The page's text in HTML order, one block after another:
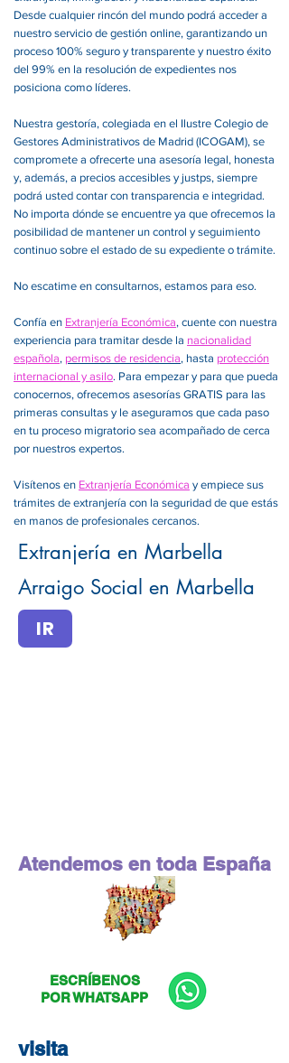
Desde cualquier rincón del mundo podrá acceder a
nuestro servicio de gestión online, garantizando un
proceso 100% seguro y transparente y nuestro éxito
del 99% en la resolución de expedientes nos
posiciona como líderes.
Nuestra gestoría, colegiada en el Ilustre Colegio de
Gestores Administrativos de Madrid (ICOGAM), se
compromete a ofrecerte una asesoría legal, honesta
y, además, a precios accesibles y justps, siempre
podrá usted contar con transparencia e integridad.
No importa dónde se encuentre ya que ofrecemos la
posibilidad de mantener un control y seguimiento
continuo sobre el estado de su expediente o trámite.
No escatime en consultarnos, estamos para eso.
Confía en Extranjería Económica, cuente con nuestra
experiencia para tramitar desde la nacionalidad
española, permisos de residencia, hasta protección
internacional y asilo. Para empezar y para que pueda
conocernos, ofrecemos asesorías GRATIS para las
primeras consultas y le aseguramos que cada paso
en tu proceso migratorio sea acompañado de cerca
por nuestros expertos.
Visítenos en Extranjería Económica y empiece sus
trámites de extranjería con la seguridad de que estás
en manos de profesionales cercanos.
Extranjería en Marbella
Arraigo Social en Marbella
IR
Atendemos en toda España
ESCRÍBENOS
POR WHATSAPP
visita